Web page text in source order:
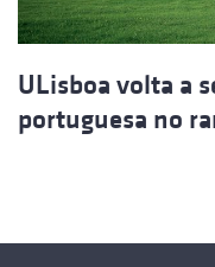
ULisboa volta a
portuguesa no